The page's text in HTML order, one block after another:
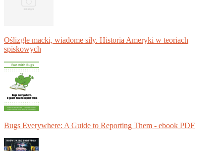
Oślizgłe macki, wiadome siły. Historia Ameryki w teoriach
spiskowych
Bugs Everywhere: A Guide to Reporting Them - ebook PDF